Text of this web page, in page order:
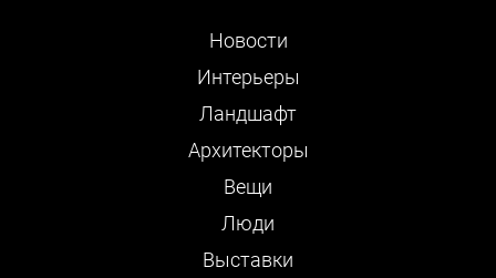
Новости
Интерьеры
Ландшафт
Архитекторы
Вещи
Люди
Выставки